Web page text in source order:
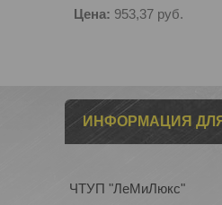
Цена: 953,37 руб.
ИНФОРМАЦИЯ
ЧТУП "ЛеМиЛюкс"